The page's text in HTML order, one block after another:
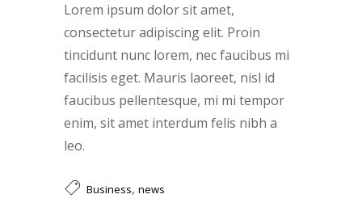
Lorem ipsum dolor sit amet,
consectetur adipiscing elit. Proin
tincidunt nunc lorem, nec faucibus mi
facilisis eget. Mauris laoreet, nisl id
faucibus pellentesque, mi mi tempor
enim, sit amet interdum felis nibh a
leo.
Business, news